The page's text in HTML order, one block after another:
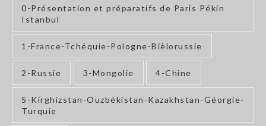
0-Présentation et préparatifs de Paris Pékin
Istanbul
1-France-Tchéquie-Pologne-Bièlorussie
2-Russie 3-Mongolie 4-Chine
5-Kirghizstan-Ouzbékistan-Kazakhstan-Géorgie-
Turquie